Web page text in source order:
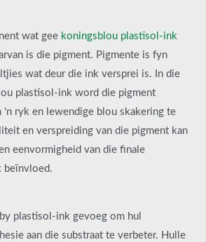
wat gee koningsblou plastisol-ink
is die pigment. Pigmente is fyn
wat deur die ink versprei is. In die
plastisol-ink word die pigment
'n ryk en lewendige blou skakering te
en verspreiding van die pigment kan
eenvormigheid van die finale
beïnvloed.
plastisol-ink gevoeg om hul
aan die substraat te verbeter. Hulle